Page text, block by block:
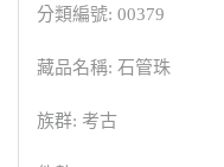
分類編號: 00379
藏品名稱: 石管珠
族群: 考古